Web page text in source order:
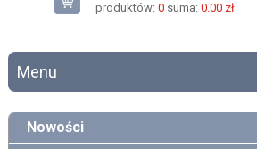
produktów: 0suma: 0.00 zł
Menu
Nowości